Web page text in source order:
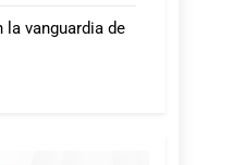
la vanguardia de